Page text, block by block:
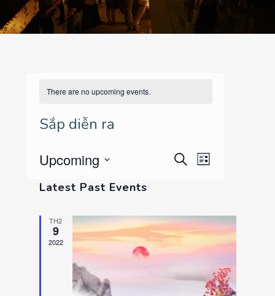
There are no upcoming events.
Sắp diễn ra
Events
And
Views
Navigation
SearchEVENT
VIEWS
List
Upcoming
date.
Latest Past Events
TH2
9
2022